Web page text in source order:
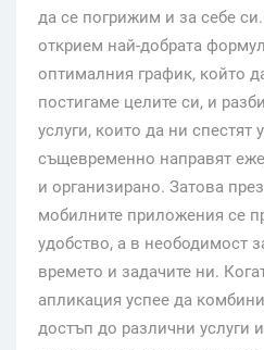
да се погрижим и за себе
открием най-добрата
оптималния график, който
постигаме целите си, и
услуги, които да ни спестят
същевременно направят
и организирано. Затова
мобилните приложения се
удобство, а в неободимост
времето и задачите ни.
апликация успее да
достъп до различни услуги